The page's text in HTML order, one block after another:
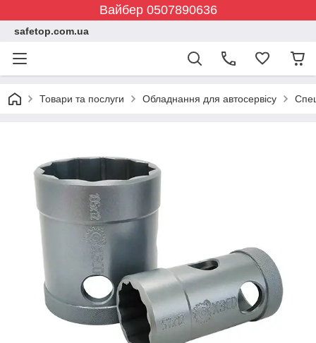
Вайбер 0507890636
safetop.com.ua
Товари та послуги Обладнання для автосервісу